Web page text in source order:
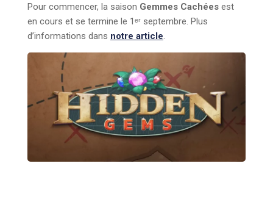
Pour commencer, la saison Gemmes Cachées est
en cours et se termine le 1ᵉʳ septembre. Plus
d’informations dans notre article.